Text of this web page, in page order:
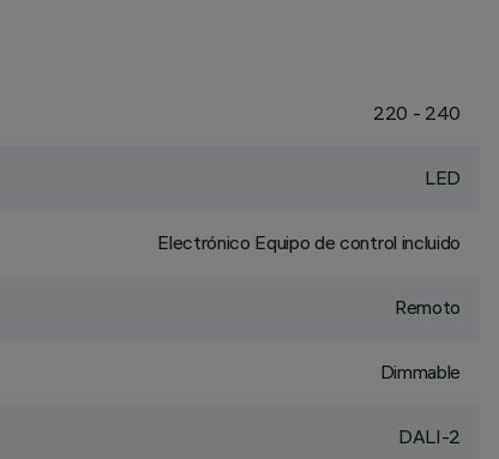
220 - 240
LED
Electrónico Equipo de control incluido
Remoto
Dimmable
DALI-2